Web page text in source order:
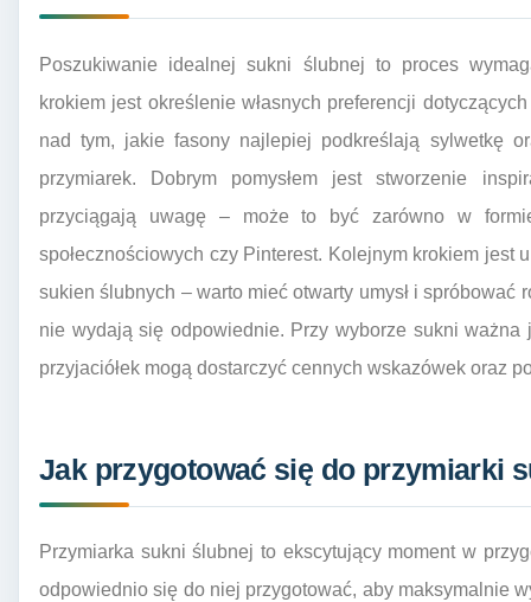
Poszukiwanie idealnej sukni ślubnej to proces
krokiem jest określenie własnych preferencji
nad tym, jakie fasony najlepiej podkreślają sylwetkę
przymiarek. Dobrym pomysłem jest stworzenie
przyciągają uwagę – może to być zarówno w
społecznościowych czy Pinterest. Kolejnym krokiem jest
sukien ślubnych – warto mieć otwarty umysł i spróbować
nie wydają się odpowiednie. Przy wyborze sukni
przyjaciółek mogą dostarczyć cennych wskazówek oraz
Jak przygotować się do przymiarki
Przymiarka sukni ślubnej to ekscytujący moment w
odpowiednio się do niej przygotować, aby maksymalnie